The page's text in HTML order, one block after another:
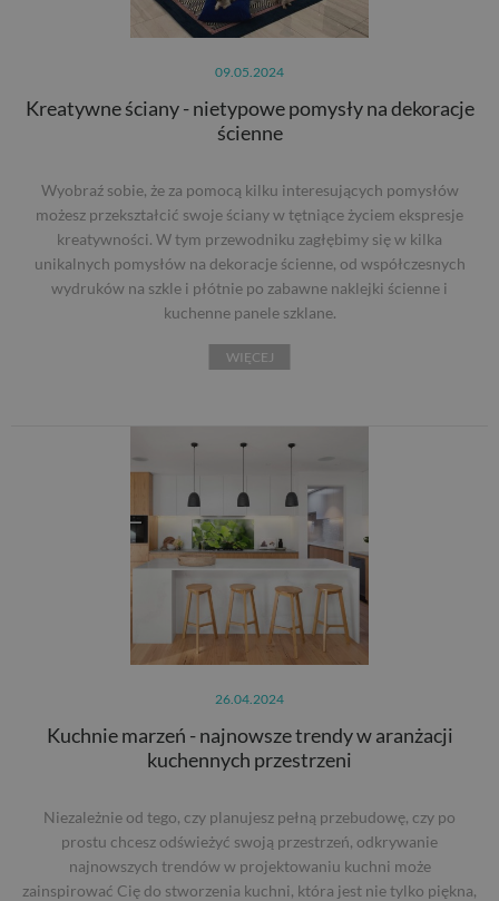
09.05.2024
Kreatywne ściany - nietypowe pomysły na dekoracje
ścienne
Wyobraź sobie, że za pomocą kilku interesujących pomysłów
możesz przekształcić swoje ściany w tętniące życiem ekspresje
kreatywności. W tym przewodniku zagłębimy się w kilka
unikalnych pomysłów na dekoracje ścienne, od współczesnych
wydruków na szkle i płótnie po zabawne naklejki ścienne i
kuchenne panele szklane.
WIĘCEJ
26.04.2024
Kuchnie marzeń - najnowsze trendy w aranżacji
kuchennych przestrzeni
Niezależnie od tego, czy planujesz pełną przebudowę, czy po
prostu chcesz odświeżyć swoją przestrzeń, odkrywanie
najnowszych trendów w projektowaniu kuchni może
zainspirować Cię do stworzenia kuchni, która jest nie tylko piękna,